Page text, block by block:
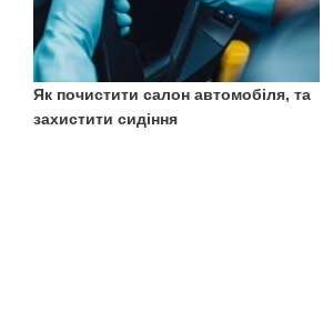
Як почистити салон автомобіля, та
захистити сидіння